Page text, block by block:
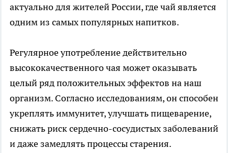
актуально для жителей России, где чай является
одним из самых популярных напитков.
Регулярное употребление действительно
высококачественного чая может оказывать
целый ряд положительных эффектов на наш
организм. Согласно исследованиям, он способен
укреплять иммунитет, улучшать пищеварение,
снижать риск сердечно-сосудистых заболеваний
и даже замедлять процессы старения.